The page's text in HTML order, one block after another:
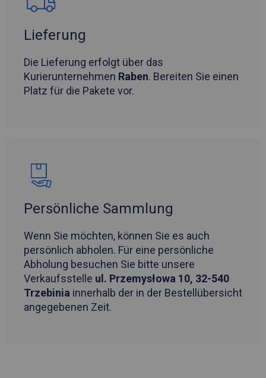
Lieferung
Die Lieferung erfolgt über das
Kurierunternehmen Raben. Bereiten Sie einen
Platz für die Pakete vor.
Persönliche Sammlung
Wenn Sie möchten, können Sie es auch
persönlich abholen. Für eine persönliche
Abholung besuchen Sie bitte unsere
Verkaufsstelle ul. Przemysłowa 10, 32-540
Trzebinia innerhalb der in der Bestellübersicht
angegebenen Zeit.